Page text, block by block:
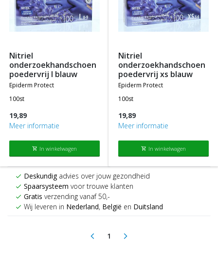
nitriel
onderzoekhandschoen
poedervrij l blauw
epiderm protect
100st
19,89
Meer informatie
shopping_cart In winkelwagen
nitriel
onderzoekhandschoen
poedervrij xs blauw
epiderm protect
100st
19,89
Meer informatie
shopping_cart In winkelwagen
check Deskundigadvies over jouw gezondheid
check Spaarsysteem voor trouwe klanten
check Gratis verzending vanaf 50,-
check Wij leveren in Nederland, België en Duitsland
arrow_back_ios 1(current)
arrow_forward_ios